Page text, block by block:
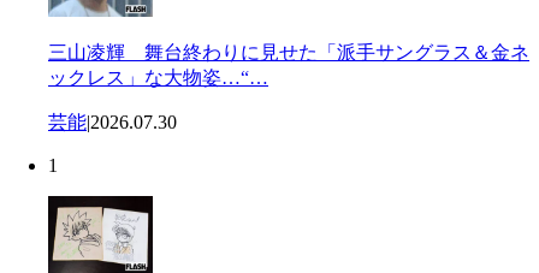
三山凌輝 舞台終わりに見せた「派手サングラス＆金ネ
ックレス」な大物姿…“…
芸能|2026.07.30
1